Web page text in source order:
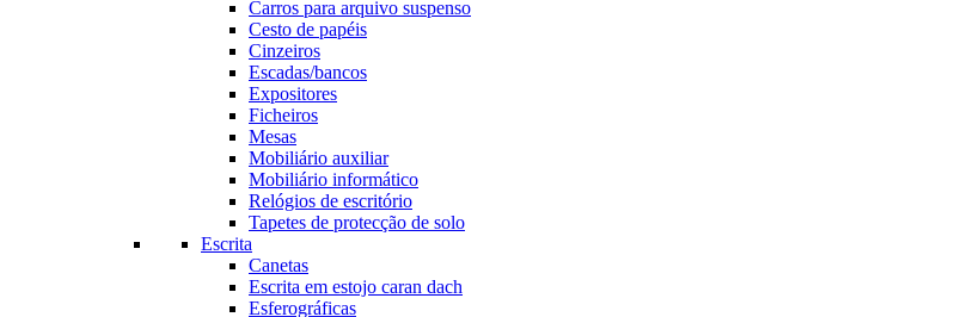
Carros para arquivo suspenso
Cesto de papéis
Cinzeiros
Escadas/bancos
Expositores
Ficheiros
Mesas
Mobiliário auxiliar
Mobiliário informático
Relógios de escritório
Tapetes de protecção de solo
Escrita
Canetas
Escrita em estojo caran dach
Esferográficas